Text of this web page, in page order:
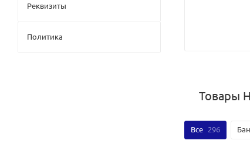
Товары
Все 296
Реквизиты
Политика